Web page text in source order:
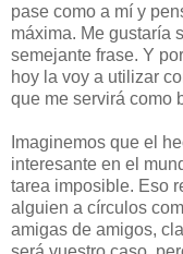
pase como a mí y
máxima. Me gustaría
semejante frase. Y
hoy la voy a utilizar
que me servirá como
Imaginemos que el
interesante en el
tarea imposible. Eso
alguien a círculos
amigas de amigos,